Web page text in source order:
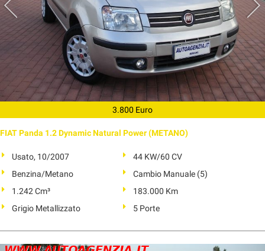
3.800 Euro
FIAT Panda 1.2 Dynamic Natural Power (METANO)
Usato, 10/2007
44 KW/60 CV
Benzina/Metano
Cambio Manuale (5)
1.242 Cm³
183.000 Km
Grigio Metallizzato
5 Porte